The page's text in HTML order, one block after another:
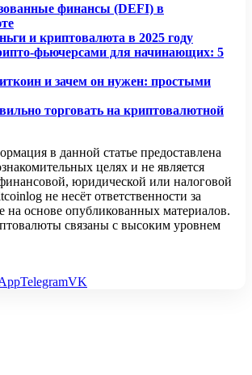
финансы (DEFI) в
и криптовалюта в 2025 году
фьючерсами для начинающих: 5
и зачем он нужен: простыми
торговать на криптовалютной
в данной статье предоставлена
целях и не является
юридической или налоговой
не несёт ответственности за
на основе опубликованных материалов.
связаны с высоким уровнем
TelegramVK